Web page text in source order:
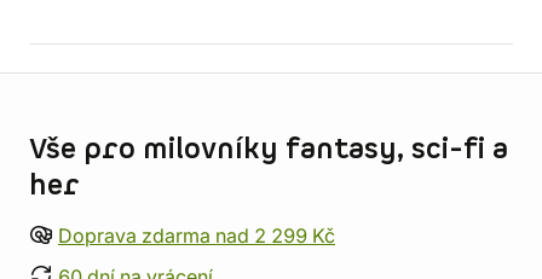
Vše pro milovníky fantasy, sci-fi a
her
Doprava zdarma nad 2 299 Kč